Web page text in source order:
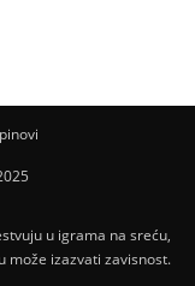
u igrama na sreću,
može izazvati zavisnost.